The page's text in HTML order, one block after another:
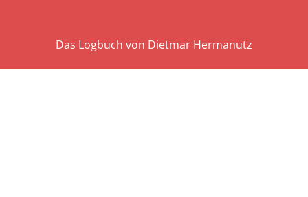
Das Logbuch von Dietmar Hermanutz